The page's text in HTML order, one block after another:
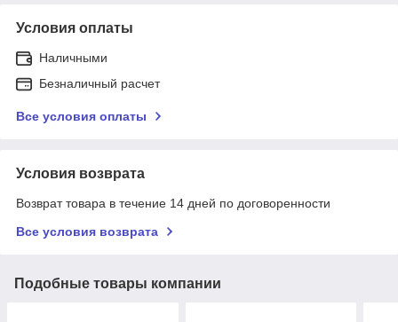
Условия оплаты
Наличными
Безналичный расчет
Все условия оплаты
Условия возврата
Возврат товара в течение 14 дней по договоренности
Все условия возврата
Подобные товары компании